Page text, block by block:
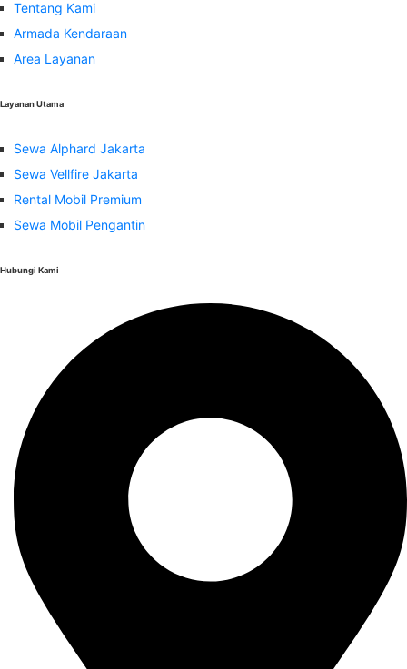
Tentang Kami
Armada Kendaraan
Area Layanan
Layanan Utama
Sewa Alphard Jakarta
Sewa Vellfire Jakarta
Rental Mobil Premium
Sewa Mobil Pengantin
Hubungi Kami